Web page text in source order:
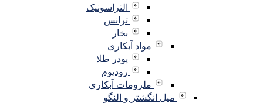
التراسونیک
ترانس
بخار
مواد آبکاری
پودر طلا
رودیوم
ملزومات آبکاری
میل انگشتر و النگو